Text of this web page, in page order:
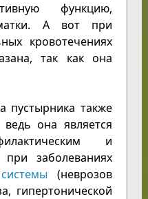
функцию,
А вот при
кровотечениях
так как она
пустырника также
она является
и
заболеваниях
(неврозов
гипертонической